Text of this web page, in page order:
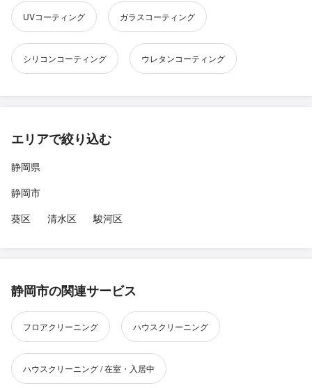
UVコーティング ガラスコーティング
シリコンコーティング ウレタンコーティング
エリアで絞り込む
静岡県
静岡市
葵区
清水区 駿河区
静岡市の関連サービス
フロアクリーニング ハウスクリーニング
ハウスクリーニング / 在室・入居中